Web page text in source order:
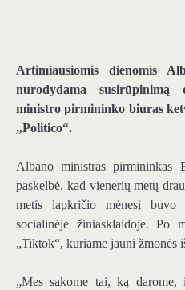
Artimiausiomis dienomis
nurodydama
ministro pirmininko biuras
„Politico“.
Albano ministras pirmininkas
paskelbė, kad vienerių metų
metis lapkričio mėnesį buvo
socialinėje žiniasklaidoje. Po
„Tiktok“, kuriame jauni žmonės
„Mes sakome tai, ką